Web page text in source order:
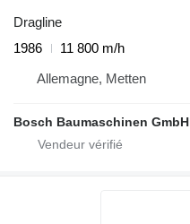
Dragline
1986
11 800 m/h
Allemagne, Metten
Bosch Baumaschinen GmbH